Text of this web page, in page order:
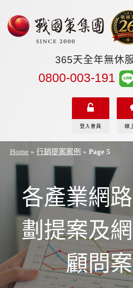
365天全年無休
0800-003-191
登入會員 線
各產業網
劃提案及
顧問
Home » 行銷提案案例 » Page 5